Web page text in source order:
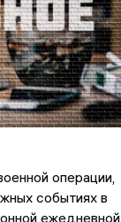
операции,
событиях в
ежедневной